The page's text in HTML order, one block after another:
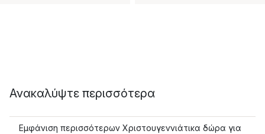
Ανακαλύψτε περισσότερα
Εμφάνιση περισσότερων Χριστουγεννιάτικα δώρα για